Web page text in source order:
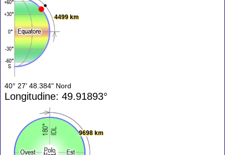
4499 km
40° 27' 48.384" Nord
Longitudine: 49.91893°
9698 km